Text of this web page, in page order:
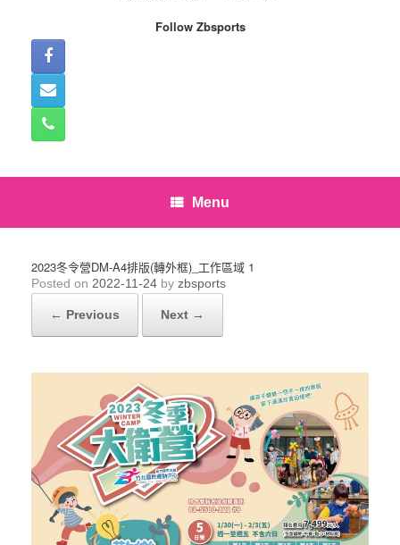
Follow Zbsports
Menu
2023冬令營DM-A4排版(轉外框)_工作區域 1
Posted on 2022-11-24 by zbsports
← Previous Next →